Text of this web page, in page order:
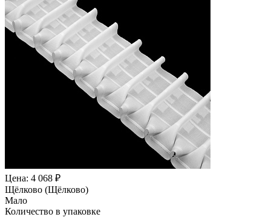
Цена: 4 068 ₽
Щёлково (Щёлково)
Мало
Количество в упаковке